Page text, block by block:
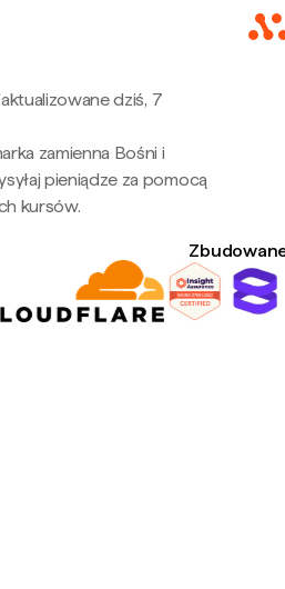
dziś, 7
zamienna Bośni i
pieniądze za pomocą
kursów.